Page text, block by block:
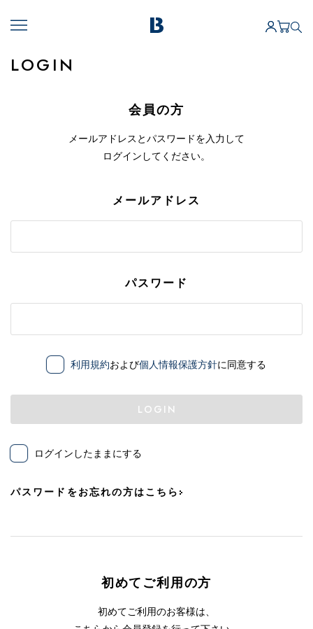
LOGIN
会員の方
メールアドレスとパスワードを入力して
ログインしてください。
メールアドレス
パスワード
利用規約および個人情報保護方針に同意する
LOGIN
ログインしたままにする
パスワードをお忘れの方はこちら
初めてご利用の方
初めてご利用のお客様は、